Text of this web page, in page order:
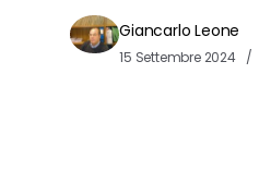
Giancarlo Leone
15 Settembre 2024